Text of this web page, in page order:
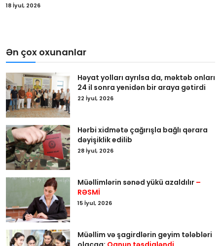
18 İyul, 2026
Ən çox oxunanlar
Həyat yolları ayrılsa da, məktəb onları
24 il sonra yenidən bir araya gətirdi
22 İyul, 2026
Hərbi xidmətə çağırışla bağlı qərara
dəyişiklik edilib
28 İyul, 2026
Müəllimlərin sənəd yükü azaldılır –
RƏSMİ
15 İyul, 2026
Müəllim və şagirdlərin geyim tələbləri